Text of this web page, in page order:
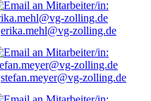
erika.mehl@vg-zolling.de
stefan.meyer@vg-zolling.de